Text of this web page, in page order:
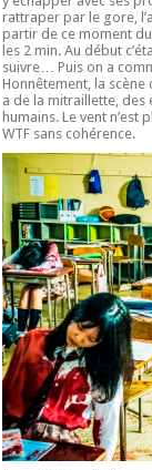
rattraper par le gore,
partir de ce moment
les 2 min. Au début
suivre… Puis on a
Honnêtement, la scène
a de la mitraillette, des
humains. Le vent
WTF sans cohérence.